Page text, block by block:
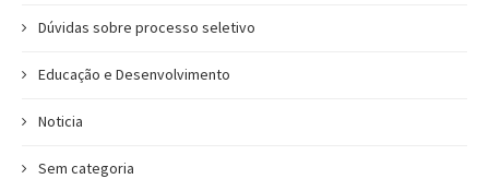
Dúvidas sobre processo seletivo
Educação e Desenvolvimento
Noticia
Sem categoria